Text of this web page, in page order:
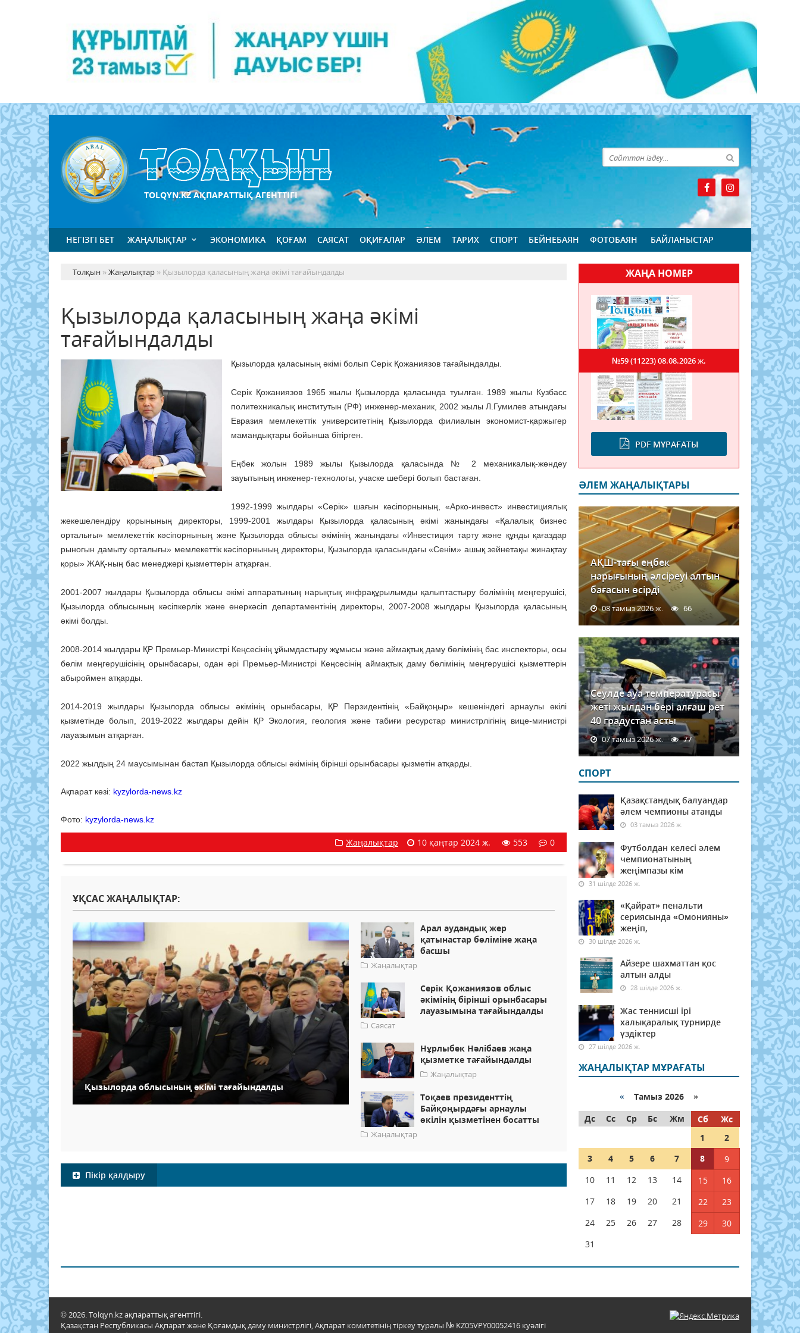
TOLQYN.KZ АҚПАРАТТЫҚ АГЕНТТІГІ
НЕГІЗГІ БЕТ ЖАҢАЛЫҚТАР ЭКОНОМИКА ҚОҒАМ САЯСАТ ОҚИҒАЛАР ӘЛЕМ ТАРИХ СПОРТ БЕЙНЕБАЯН ФОТОБАЯН БАЙЛАНЫСТАР
Толқын »Жаңалықтар » Қызылорда қаласының жаңа әкімі тағайындалды
Қызылорда қаласының жаңа әкімі
тағайындалды
Қызылорда қаласының әкімі болып Серік Қожаниязов тағайындалды.
Серік Қожаниязов 1965 жылы Қызылорда қаласында туылған. 1989 жылы Кузбасс
политехникалық институтын (РФ) инженер-механик, 2002 жылы Л.Гумилев атындағы
Евразия мемлекеттік университетінің Қызылорда филиалын экономист-қаржыгер
мамандықтары бойынша бітірген.
Еңбек жолын 1989 жылы Қызылорда қаласында № 2 механикалық-жөндеу
зауытының инженер-технологы, учаске шебері болып бастаған.
1992-1999 жылдары «Серік» шағын кәсіпорнының, «Арко-инвест» инвестициялық
жекешелендіру қорынының директоры, 1999-2001 жылдары Қызылорда қаласының әкімі жанындағы «Қалалық бизнес
орталығы» мемлекеттік кәсіпорнының және Қызылорда облысы әкімінің жанындағы «Инвестиция тарту және құнды қағаздар
рыногын дамыту орталығы» мемлекеттік кәсіпорнының директоры, Қызылорда қаласындағы «Сенім» ашық зейнетақы жинақтау
қоры» ЖАҚ-ның бас менеджері қызметтерін атқарған.
2001-2007 жылдары Қызылорда облысы әкімі аппаратының нарықтық инфрақұрылымды қалыптастыру бөлімінің меңгерушісі,
Қызылорда облысының кәсіпкерлік және өнеркәсіп департаментінің директоры, 2007-2008 жылдары Қызылорда қаласының
әкімі болды.
2008-2014 жылдары ҚР Премьер-Министрі Кеңсесінің ұйымдастыру жұмысы және аймақтық даму бөлімінің бас инспекторы, осы
бөлім меңгерушісінің орынбасары, одан әрі Премьер-Министрі Кеңсесінің аймақтық даму бөлімінің меңгерушісі қызметтерін
абыроймен атқарды.
2014-2019 жылдары Қызылорда облысы әкімінің орынбасары, ҚР Перзидентінің «Байқоңыр» кешеніндегі арнаулы өкілі
қызметінде болып, 2019-2022 жылдары дейін ҚР Экология, геология және табиғи ресурстар министрлігінің вице-министрі
лауазымын атқарған.
2022 жылдың 24 маусымынан бастап Қызылорда облысы әкімінің бірінші орынбасары қызметін атқарды.
Ақпарат көзі: kyzylorda-news.kz
Фото: kyzylorda-news.kz
Жаңалықтар 10 қаңтар 2024 ж. 553 0
ҰҚСАС ЖАҢАЛЫҚТАР:
Қызылорда облысының әкімі тағайындалды
Арал аудандық жер
қатынастар бөліміне жаңа
басшы
Жаңалықтар
Серік Қожаниязов облыс
әкімінің бірінші орынбасары
лауазымына тағайындалды
Саясат
Нұрлыбек Нәлібаев жаңа
қызметке тағайындалды
Жаңалықтар
Тоқаев президенттің
Байқоңырдағы арнаулы
өкілін қызметінен босатты
Жаңалықтар
Пікір қалдыру
ЖАҢА НОМЕР
PDF МҰРАҒАТЫ
№59 (11223)08.08.2026 ж.
ӘЛЕМ ЖАҢАЛЫҚТАРЫ
АҚШ-тағы еңбек
нарығының әлсіреуі алтын
бағасын өсірді
08 тамыз 2026 ж. 66
Сеулде ауа температурасы
жеті жылдан бері алғаш рет
40 градустан асты
07 тамыз 2026 ж. 77
СПОРТ
Қазақстандық балуандар
әлем чемпионы атанды
03 тамыз 2026 ж.
Футболдан келесі әлем
чемпионатының
жеңімпазы кім
31 шілде 2026 ж.
«Қайрат» пенальти
сериясында «Омонияны»
жеңіп,
30 шілде 2026 ж.
Айзере шахматтан қос
алтын алды
28 шілде 2026 ж.
Жас теннисші ірі
халықаралық турнирде
үздіктер
27 шілде 2026 ж.
ЖАҢАЛЫҚТАР МҰРАҒАТЫ
« Тамыз 2026 »
Дс
Сс Ср Бс Жм Сб
Жс
1
2
3
4 5 6 7 8
9
10
11 12 13 14 15
16
17
18 19 20 21 22
23
24
25 26 27 28 29
30
31
© 2026. Tolqyn.kz ақпараттық агенттігі.
Қазақстан Республикасы Ақпарат және Қоғамдық даму министрлігі, Ақпарат комитетінің тіркеу туралы № KZ05VPY00052416 куәлігі